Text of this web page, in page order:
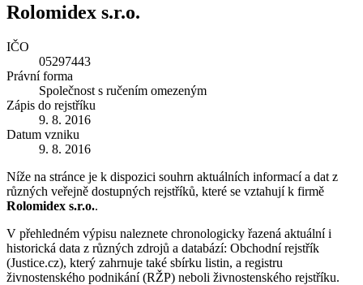
Rolomidex s.r.o.
IČO
05297443
Právní forma
Společnost s ručením omezeným
Zápis do rejstříku
9. 8. 2016
Datum vzniku
9. 8. 2016
Níže na stránce je k dispozici souhrn aktuálních informací a dat z
různých veřejně dostupných rejstříků, které se vztahují k firmě
Rolomidex s.r.o..
V přehledném výpisu naleznete chronologicky řazená aktuální i
historická data z různých zdrojů a databází: Obchodní rejstřík
(Justice.cz), který zahrnuje také sbírku listin, a registru
živnostenského podnikání (RŽP) neboli živnostenského rejstříku.